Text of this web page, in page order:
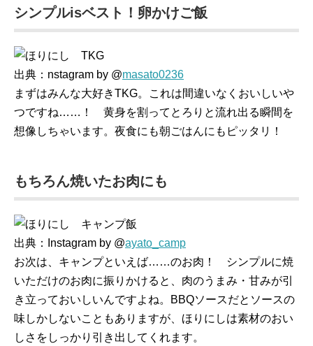
シンプルisベスト！卵かけご飯
出典：nstagram by @masato0236
まずはみんな大好きTKG。これは間違いなくおいしいや
つですね……！ 黄身を割ってとろりと流れ出る瞬間を
想像しちゃいます。夜食にも朝ごはんにもピッタリ！
もちろん焼いたお肉にも
出典：Instagram by @ayato_camp
お次は、キャンプといえば……のお肉！ シンプルに焼
いただけのお肉に振りかけると、肉のうまみ・甘みが引
き立っておいしいんですよね。BBQソースだとソースの
味しかしないこともありますが、ほりにしは素材のおい
しさをしっかり引き出してくれます。